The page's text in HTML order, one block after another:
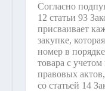
Согласно
12 статьи 93
присваивает
закупке,
номер в
товара с
правовых
со статьей 14